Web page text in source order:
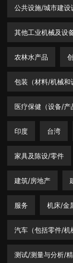
公共设施/城市建设
其他工业机械及设
农林水产品
包装（材料/机械和
医疗保健（设备/产
印度 台湾
家具及陈设/零件
建筑/房地产
服务 机床/金
汽车（包括零件/机
测试/测量与分析/